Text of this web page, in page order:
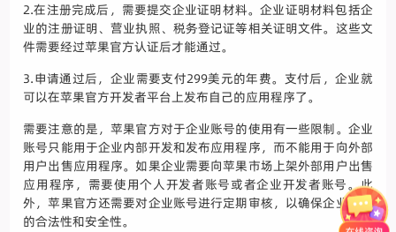
2.在注册完成后，需要提交企业证明材料。企业证明材料包括企
业的注册证明、营业执照、税务登记证等相关证明文件。这些文
件需要经过苹果官方认证后才能通过。
3.申请通过后，企业需要支付299美元的年费。支付后，企业就
可以在苹果官方开发者平台上发布自己的应用程序了。
需要注意的是，苹果官方对于企业账号的使用有一些限制。企业
账号只能用于企业内部开发和发布应用程序，而不能用于向外部
用户出售应用程序。如果企业需要向苹果市场上架外部用户出售
应用程序，需要使用个人开发者账号或者企业开发者账号。此
外，苹果官方还需要对企业账号进行定期审核，以确保企业账号
的合法性和安全性。